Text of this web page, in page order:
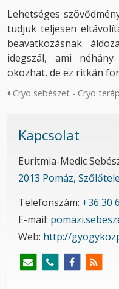
Lehetséges
tudjuk teljesen
beavatkozásnak
idegszál, ami
okozhat, de ez ritkán
Cryo sebészet - Cryo
Kapcsolat
Euritmia-Medic
2013 Pomáz,
Telefonszám: +36 30
E-mail:
Web: http://